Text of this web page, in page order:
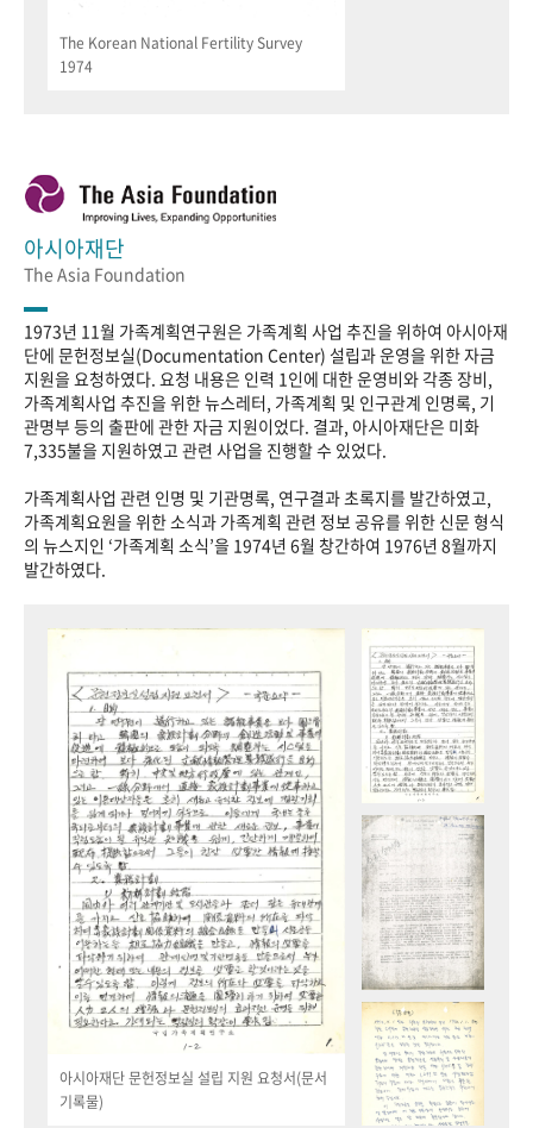
The Korean National Fertility Survey
1974
아시아재단
The Asia Foundation
1973년 11월 가족계획연구원은 가족계획 사업 추진을 위하여 아시아재
단에 문헌정보실(Documentation Center) 설립과 운영을 위한 자금
지원을 요청하였다. 요청 내용은 인력 1인에 대한 운영비와 각종 장비,
가족계획사업 추진을 위한 뉴스레터, 가족계획 및 인구관계 인명록, 기
관명부 등의 출판에 관한 자금 지원이었다. 결과, 아시아재단은 미화
7,335불을 지원하였고 관련 사업을 진행할 수 있었다.
가족계획사업 관련 인명 및 기관명록, 연구결과 초록지를 발간하였고,
가족계획요원을 위한 소식과 가족계획 관련 정보 공유를 위한 신문 형식
의 뉴스지인 ‘가족계획 소식’을 1974년 6월 창간하여 1976년 8월까지
발간하였다.
아시아재단 문헌정보실 설립 지원 요청서(문서
기록물)